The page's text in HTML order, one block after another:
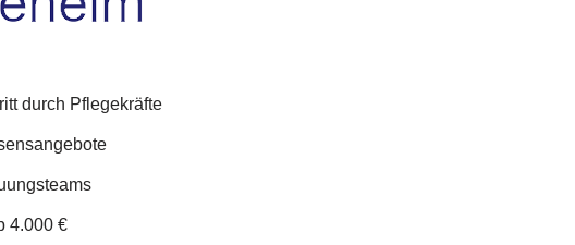
durch Pflegekräfte
4.000 €